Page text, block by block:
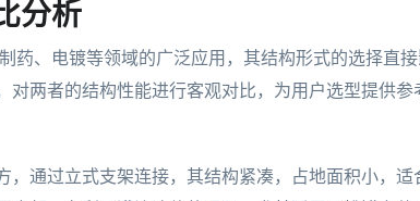
分析
药、电镀等领域的广泛应用，其结构形式的选择直
两者的结构性能进行客观对比，为用户选型提供参
，通过立式支架连接，其结构紧凑，占地面积小，